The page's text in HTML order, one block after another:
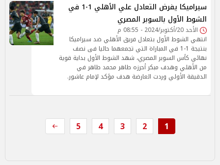
سيراميكا يفرض التعادل علي الأهلي 1-1 في
الشوط الأول بالسوبر المصري
الأحد 20/أكتوبر/2024 - 08:55 م
انتهي الشوط الأول بتعادل فريق الأهلي ضد سيراميكا
بنتيجة 1-1 في المباراة التي تجمعهما حاليا فى نصف
نهائي كأس السوبر المصري، شهد الشوط الأول بداية قوية
من الأهلي وهدف مبكر أحرزه طاهر محمد طاهر في
الدقيقة الأولي وردت العارضة هدف مؤكد لإمام عاشور.
1
2
3
4
5